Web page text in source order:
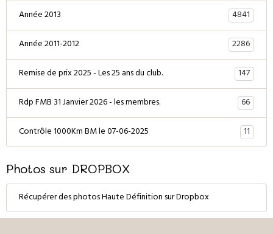
Année 2013
4841
Année 2011-2012
2286
Remise de prix 2025 - Les 25 ans du club.
147
Rdp FMB 31 Janvier 2026 - les membres.
66
Contrôle 1000Km BM le 07-06-2025
11
Photos sur DROPBOX
Récupérer des photos Haute Définition sur Dropbox